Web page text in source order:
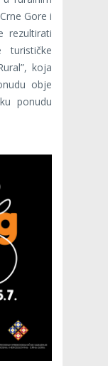
Gore i
rezultirati
turističke
koja
obje
ponudu